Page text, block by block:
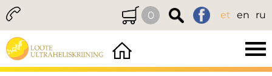
0 et en ru